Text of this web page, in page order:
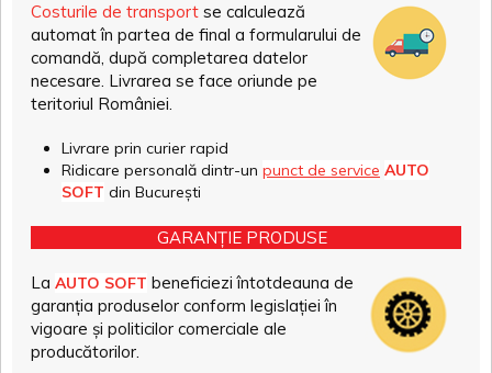
Costurile de transport se calculează
automat în partea de final a formularului de
comandă, după completarea datelor
necesare. Livrarea se face oriunde pe
teritoriul României.
Livrare prin curier rapid
Ridicare personală dintr-un punct de service AUTO
SOFT din București
GARANȚIE PRODUSE
La AUTO SOFT beneficiezi întotdeauna de
garanția produselor conform legislației în
vigoare și politicilor comerciale ale
producătorilor.